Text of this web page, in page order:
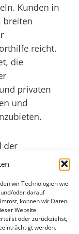
wir Technologien wie
oder darauf
können wir Daten
Website
oder zurückziehst,
werden.
Kunden in
breiten
reicht.
die
privaten
und
der
an Bedeutung
auf
Die
werden